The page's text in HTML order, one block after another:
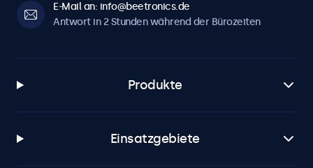
E-Mail an: info@beetronics.de
Antwort in 2 Stunden während der Bürozeiten
Produkte
Einsatzgebiete